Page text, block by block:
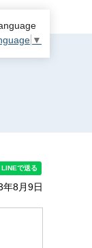
▼
年8月9日